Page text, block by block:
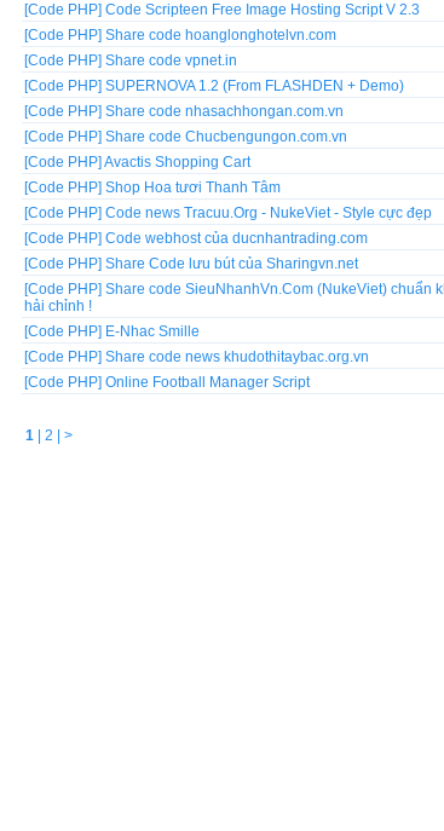
[Code PHP] Code Scripteen Free Image Hosting Script V 2.3
[Code PHP] Share code hoanglonghotelvn.com
[Code PHP] Share code vpnet.in
[Code PHP] SUPERNOVA 1.2 (From FLASHDEN + Demo)
[Code PHP] Share code nhasachhongan.com.vn
[Code PHP] Share code Chucbengungon.com.vn
[Code PHP] Avactis Shopping Cart
[Code PHP] Shop Hoa tươi Thanh Tâm
[Code PHP] Code news Tracuu.Org - NukeViet - Style cực đẹp
[Code PHP] Code webhost của ducnhantrading.com
[Code PHP] Share Code lưu bút của Sharingvn.net
[Code PHP] Share code SieuNhanhVn.Com (NukeViet) chuẩn
hải chỉnh !
[Code PHP] E-Nhac Smille
[Code PHP] Share code news khudothitaybac.org.vn
[Code PHP] Online Football Manager Script
1 2 >